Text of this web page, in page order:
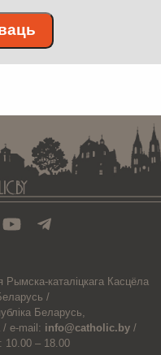
Рымска-каталіцкага Касцёла
/
Беларусь,
/ e-mail: info@catholic.by /
10.00 – 18.00